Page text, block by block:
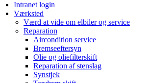
Intranet login
Værksted
Værd at vide om elbiler og service
Reparation
Aircondition service
Bremseeftersyn
Olie og oliefilterskift
Reparation af stenslag
Synstjek